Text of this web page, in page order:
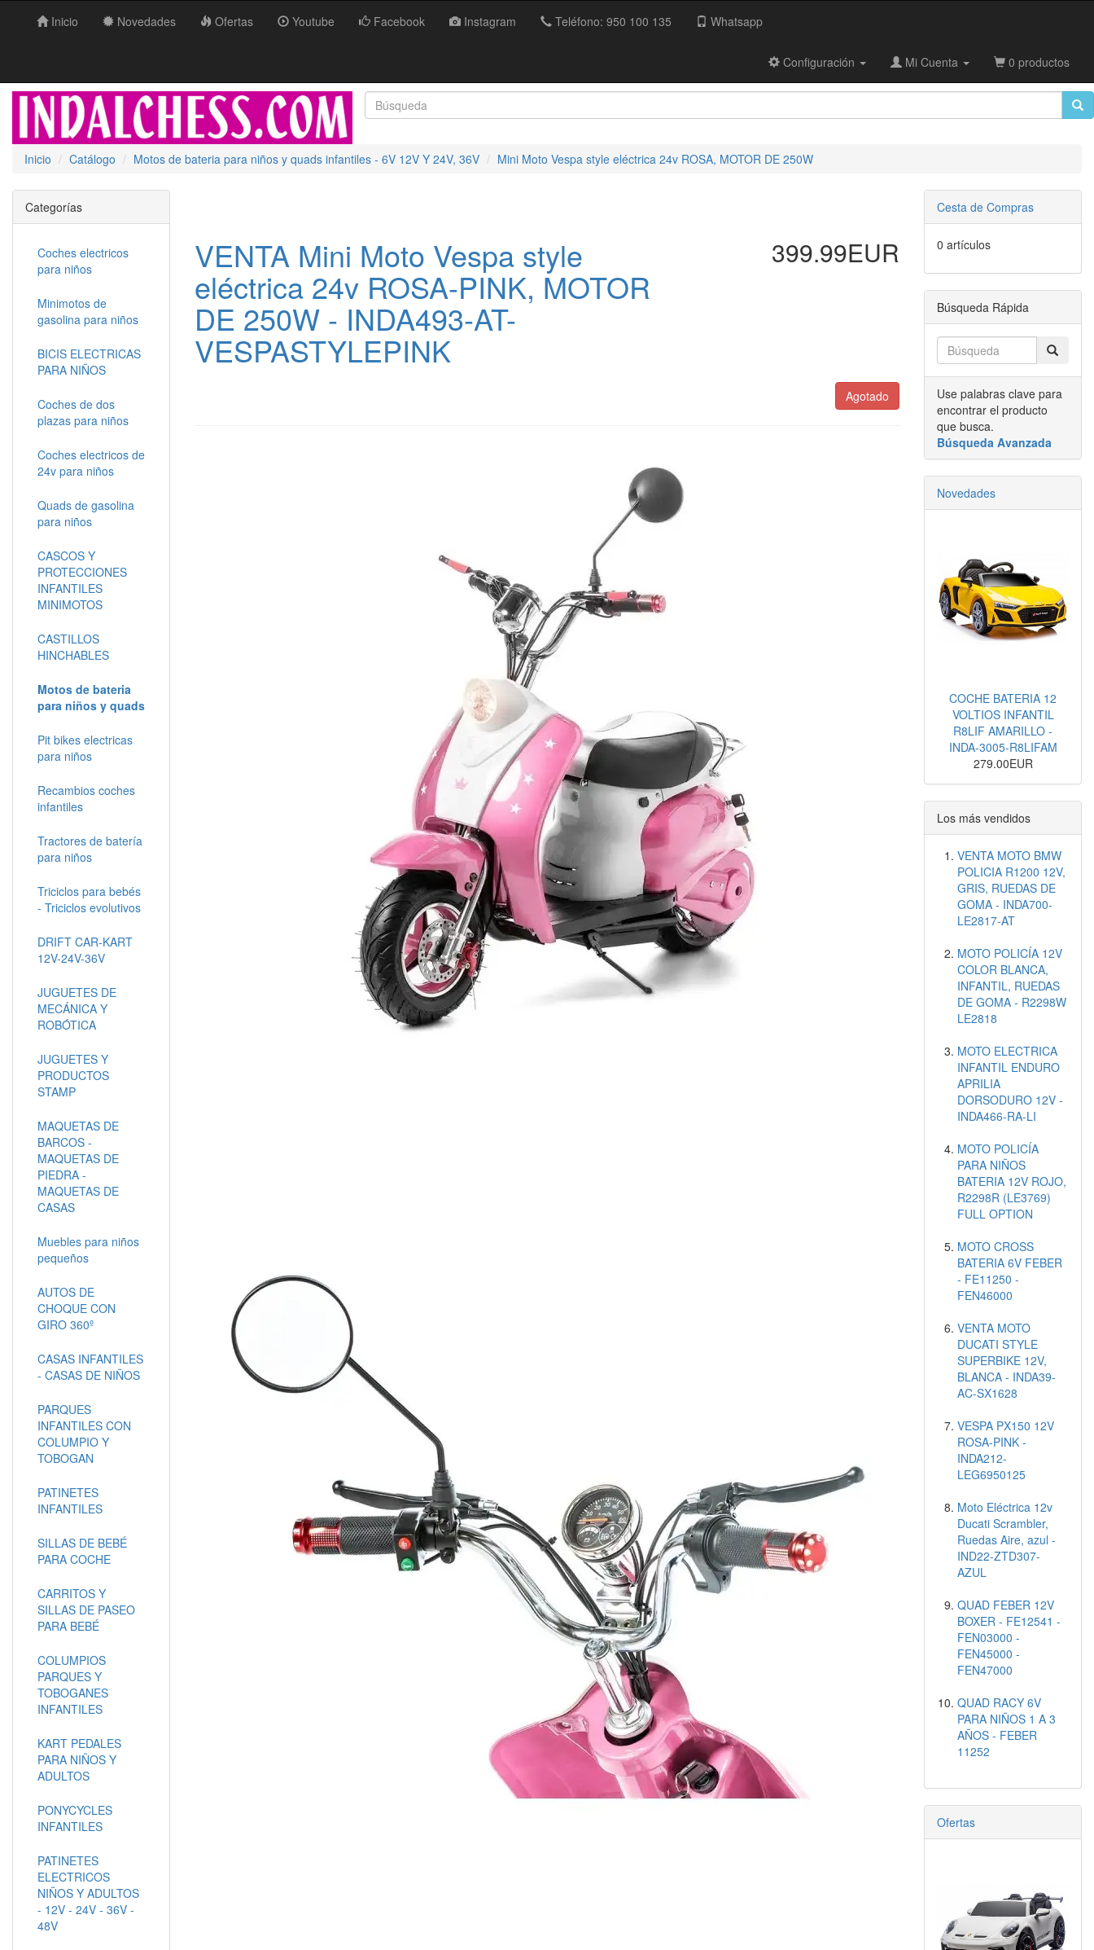
Inicio Novedades Ofertas Youtube Facebook Instagram Teléfono: 950 100 135 Whatsapp
Configuración Mi Cuenta 0 productos
Inicio Catálogo Motos de bateria para niños y quads infantiles - 6V 12V Y 24V, 36V Mini Moto Vespa style eléctrica 24v ROSA, MOTOR DE 250W
VENTA Mini Moto Vespa style
eléctrica 24v ROSA-PINK, MOTOR
DE 250W - INDA493-AT-
VESPASTYLEPINK
399.99EUR
Agotado
Categorías
Coches electricos
para niños
Minimotos de
gasolina para niños
BICIS ELECTRICAS
PARA NIÑOS
Coches de dos
plazas para niños
Coches electricos de
24v para niños
Quads de gasolina
para niños
CASCOS Y
PROTECCIONES
INFANTILES
MINIMOTOS
CASTILLOS
HINCHABLES
Motos de bateria
para niños y quads
Pit bikes electricas
para niños
Recambios coches
infantiles
Tractores de batería
para niños
Triciclos para bebés
- Triciclos evolutivos
DRIFT CAR-KART
12V-24V-36V
JUGUETES DE
MECÁNICA Y
ROBÓTICA
JUGUETES Y
PRODUCTOS
STAMP
MAQUETAS DE
BARCOS -
MAQUETAS DE
PIEDRA -
MAQUETAS DE
CASAS
Muebles para niños
pequeños
AUTOS DE
CHOQUE CON
GIRO 360º
CASAS INFANTILES
- CASAS DE NIÑOS
PARQUES
INFANTILES CON
COLUMPIO Y
TOBOGAN
PATINETES
INFANTILES
SILLAS DE BEBÉ
PARA COCHE
CARRITOS Y
SILLAS DE PASEO
PARA BEBÉ
COLUMPIOS
PARQUES Y
TOBOGANES
INFANTILES
KART PEDALES
PARA NIÑOS Y
ADULTOS
PONYCYCLES
INFANTILES
PATINETES
ELECTRICOS
NIÑOS Y ADULTOS
- 12V - 24V - 36V -
48V
Cesta de Compras
0 artículos
Búsqueda Rápida
Use palabras clave para
encontrar el producto
que busca.
Búsqueda Avanzada
Novedades
COCHE BATERIA 12
VOLTIOS INFANTIL
R8LIF AMARILLO -
INDA-3005-R8LIFAM
279.00EUR
Los más vendidos
VENTA MOTO BMW
POLICIA R1200 12V,
GRIS, RUEDAS DE
GOMA - INDA700-
LE2817-AT
MOTO POLICÍA 12V
COLOR BLANCA,
INFANTIL, RUEDAS
DE GOMA - R2298W
LE2818
MOTO ELECTRICA
INFANTIL ENDURO
APRILIA
DORSODURO 12V -
INDA466-RA-LI
MOTO POLICÍA
PARA NIÑOS
BATERIA 12V ROJO,
R2298R (LE3769)
FULL OPTION
MOTO CROSS
BATERIA 6V FEBER
- FE11250 -
FEN46000
VENTA MOTO
DUCATI STYLE
SUPERBIKE 12V,
BLANCA - INDA39-
AC-SX1628
VESPA PX150 12V
ROSA-PINK -
INDA212-
LEG6950125
Moto Eléctrica 12v
Ducati Scrambler,
Ruedas Aire, azul -
IND22-ZTD307-
AZUL
QUAD FEBER 12V
BOXER - FE12541 -
FEN03000 -
FEN45000 -
FEN47000
QUAD RACY 6V
PARA NIÑOS 1 A 3
AÑOS - FEBER
11252
Ofertas